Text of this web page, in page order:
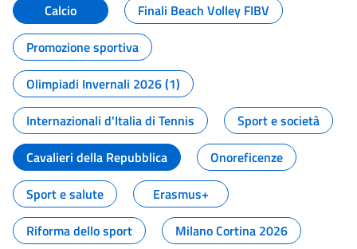
Calcio
Finali Beach Volley FIBV
Promozione sportiva
Olimpiadi Invernali 2026 (1)
Internazionali d'Italia di Tennis
Sport e società
Cavalieri della Repubblica
Onoreficenze
Sport e salute
Erasmus+
Riforma dello sport
Milano Cortina 2026